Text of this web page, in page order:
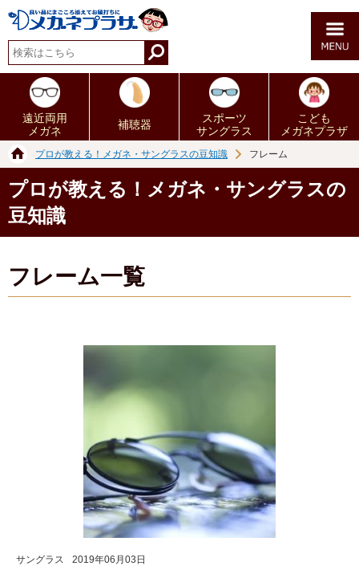
遠近両用
メガネ
補聴器
スポーツ
サングラス
こども
メガネプラザ
プロが教える！メガネ・サングラスの豆知識 フレーム
プロが教える！メガネ・サングラスの
豆知識
フレーム一覧
サングラス 2019年06月03日